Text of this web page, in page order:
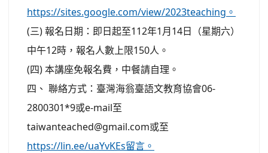
https://sites.google.com/view/2023teaching。
(三) 報名日期：即日起至112年1月14日（星期六）
中午12時，報名人數上限150人。
(四) 本講座免報名費，中餐請自理。
四、 聯絡方式：臺灣海翁臺語文教育協會06-
2800301*9或e-mail至
taiwanteached@gmail.com或至
https://lin.ee/uaYvKEs留言。